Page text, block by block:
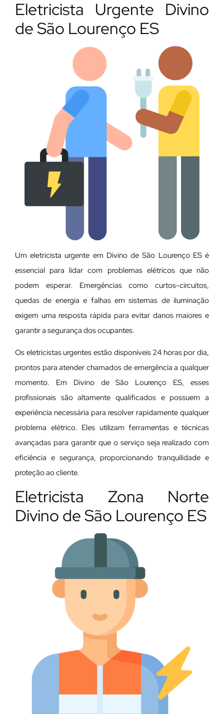
Eletricista Urgente Divino
de São Lourenço ES
Um eletricista urgente em Divino de São Lourenço ES é
essencial para lidar com problemas elétricos que não
podem esperar. Emergências como curtos-circuitos,
quedas de energia e falhas em sistemas de iluminação
exigem uma resposta rápida para evitar danos maiores e
garantir a segurança dos ocupantes.
Os eletricistas urgentes estão disponíveis 24 horas por dia,
prontos para atender chamados de emergência a qualquer
momento. Em Divino de São Lourenço ES, esses
profissionais são altamente qualificados e possuem a
experiência necessária para resolver rapidamente qualquer
problema elétrico. Eles utilizam ferramentas e técnicas
avançadas para garantir que o serviço seja realizado com
eficiência e segurança, proporcionando tranquilidade e
proteção ao cliente.
Eletricista Zona Norte
Divino de São Lourenço ES